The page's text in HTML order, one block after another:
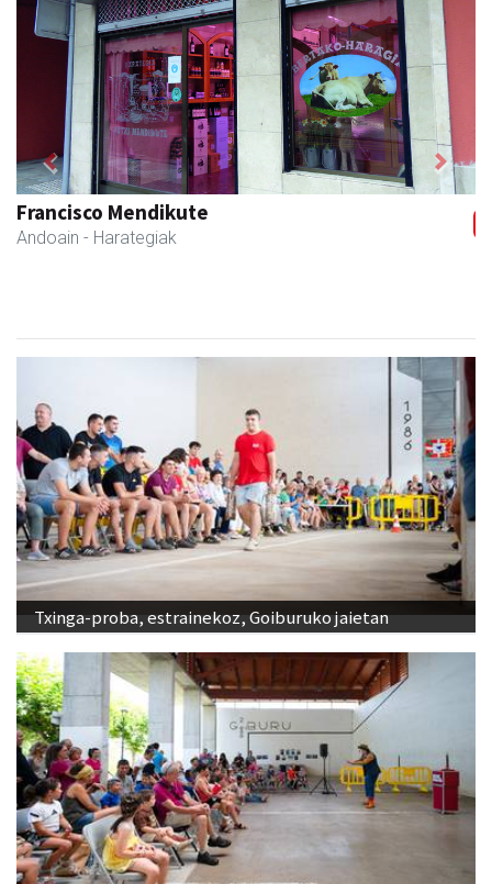
Francisco Mendikute
Andoain - Harategiak
Previous Next
Txinga-proba, estrainekoz, Goiburuko jaietan